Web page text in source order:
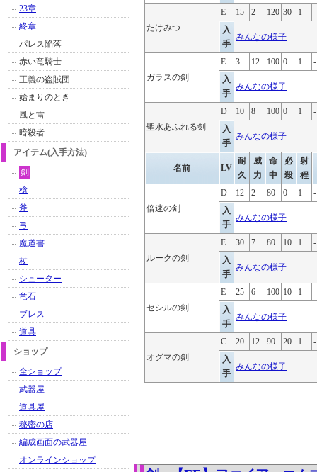
たけみつ
E 15 2 120 30 1
-
入
手
みんなの様子
ガラスの剣
E 3 12 100 0 1
-
入
手
みんなの様子
聖水あふれる剣
D 10 8 100 0 1
-
入
手
みんなの様子
名前 LV
耐
久
威
力
命
中
必
殺
射
程
倍速の剣
D 12 2 80 0 1
-
入
手
みんなの様子
ルークの剣
E 30 7 80 10 1
-
入
手
みんなの様子
セシルの剣
E 25 6 100 10 1
-
入
手
みんなの様子
オグマの剣
C 20 12 90 20 1
-
入
手
みんなの様子
23章
終章
パレス陥落
赤い竜騎士
正義の盗賊団
始まりのとき
風と雷
暗殺者
アイテム(入手方法)
剣
槍
斧
弓
魔道書
杖
シューター
竜石
ブレス
道具
ショップ
全ショップ
武器屋
道具屋
秘密の店
編成画面の武器屋
オンラインショップ